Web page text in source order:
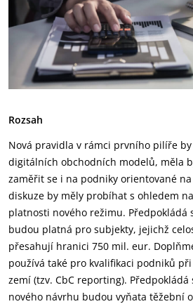
Rozsah
Nová pravidla v rámci prvního pilíře by
digitálních obchodních modelů, měla
zaměřit se i na podniky orientované
diskuze by měly probíhat s ohledem
platnosti nového režimu. Předpokládá
budou platná pro subjekty, jejichž
přesahují hranici 750 mil. eur.
používá také pro kvalifikaci podniků
zemí (tzv. CbC reporting). Předpokládá
nového návrhu budou vyňata těžební